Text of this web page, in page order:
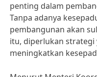
penting dalam
Tanpa adanya
pembangunan akan
itu, diperlukan
meningkatkan